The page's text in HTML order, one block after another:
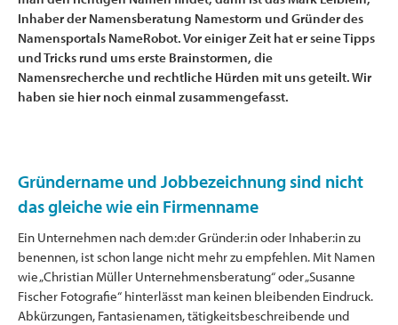
Inhaber der Namensberatung Namestorm und Gründer des
Namensportals NameRobot. Vor einiger Zeit hat er seine Tipps
und Tricks rund ums erste Brainstormen, die
Namensrecherche und rechtliche Hürden mit uns geteilt. Wir
haben sie hier noch einmal zusammengefasst.
Gründername und Jobbezeichnung sind nicht
das gleiche wie ein Firmenname
Ein Unternehmen nach dem:der Gründer:in oder Inhaber:in zu
benennen, ist schon lange nicht mehr zu empfehlen. Mit Namen
wie „Christian Müller Unternehmensberatung“ oder „Susanne
Fischer Fotografie“ hinterlässt man keinen bleibenden Eindruck.
Abkürzungen, Fantasienamen, tätigkeitsbeschreibende und